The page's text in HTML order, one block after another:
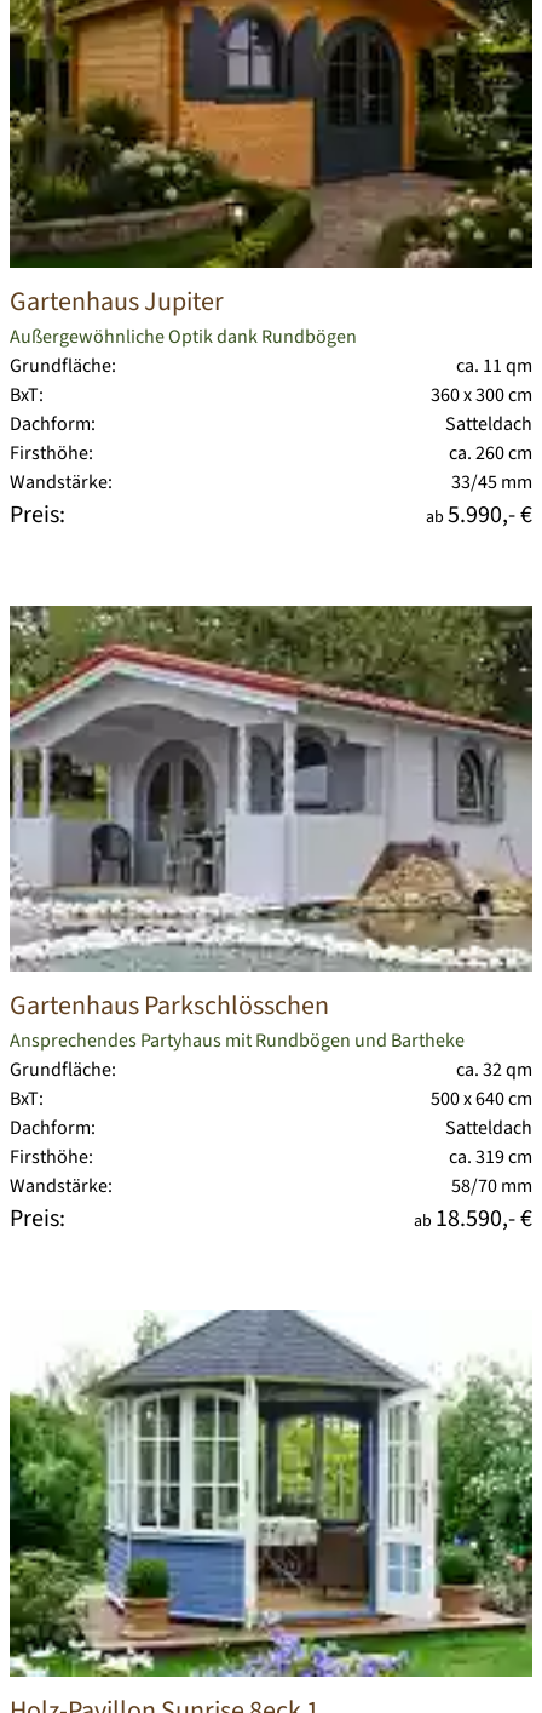
Gartenhaus Jupiter
Außergewöhnliche Optik dank Rundbögen
Grundfläche:
ca. 11 qm
BxT:
360 x 300 cm
Dachform:
Satteldach
Firsthöhe:
ca. 260 cm
Wandstärke:
33/45 mm
Preis: ab 5.990,- €
Gartenhaus Parkschlösschen
Ansprechendes Partyhaus mit Rundbögen und Bartheke
Grundfläche:
ca. 32 qm
BxT:
500 x 640 cm
Dachform:
Satteldach
Firsthöhe:
ca. 319 cm
Wandstärke:
58/70 mm
Preis: ab 18.590,- €